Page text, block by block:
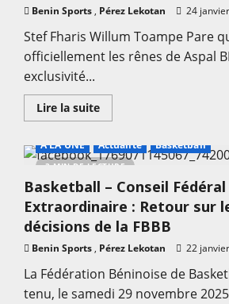
du
béninois
Benin Sports , Pérez Lekotan 24
Stef Fharis Willum Toampe Pare
officiellement les rênes de Aspal
exclusivité...
Lire la suiteEn
savoir
Basketball
–
Pro
Aspal
BBC
:
«
BBC
l’ambition
de
s’imposer
3 MIN DE LECTURE
A LA UNE Actualité Basketball
Basketball – Conseil Fédéral
Extraordinaire : Retour sur
décisions de la FBBB
Benin Sports , Pérez Lekotan 22
La Fédération Béninoise de
tenu, le samedi 29 novembre